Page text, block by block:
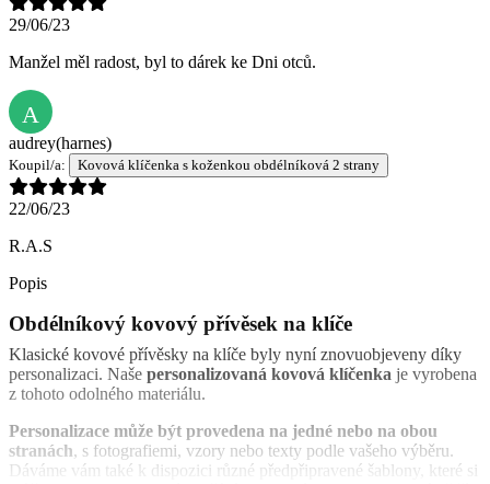
29/06/23
Manžel měl radost, byl to dárek ke Dni otců.
A
audrey(harnes)
Koupil/a: Kovová klíčenka s koženkou obdélníková 2 strany
22/06/23
R.A.S
Popis
Obdélníkový kovový přívěsek na klíče
Klasické kovové přívěsky na klíče byly nyní znovuobjeveny díky
personalizaci. Naše personalizovaná kovová klíčenka je vyrobena
z tohoto odolného materiálu.
Personalizace může být provedena na jedné nebo na obou
stranách, s fotografiemi, vzory nebo texty podle vašeho výběru.
Dáváme vám také k dispozici různé předpřipravené šablony, které si